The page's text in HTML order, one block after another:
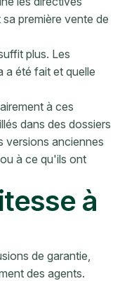
première vente de
plus. Les
a été fait et quelle
à ces
dans des dossiers
versions anciennes
à ce qu'ils ont
à
de garantie,
des agents.